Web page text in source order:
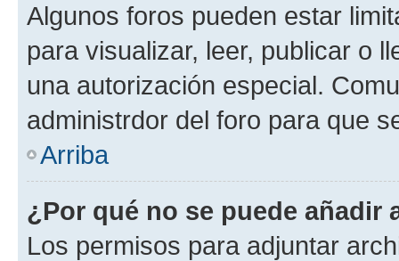
Algunos foros pueden estar
para visualizar, leer, publicar o
una autorización especial.
administrdor del foro para que
Arriba
¿Por qué no se puede añadir
Los permisos para adjuntar